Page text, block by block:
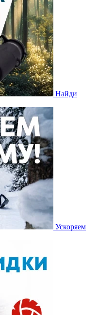
Найди
Ускоряем